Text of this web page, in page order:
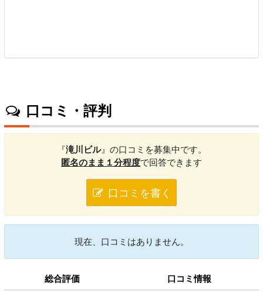
口コミ・評判
『滝川ビル』の口コミを募集中です。
匿名のまま１分程度で回答できます
口コミを書く
現在、口コミはありません。
総合評価 口コミ情報